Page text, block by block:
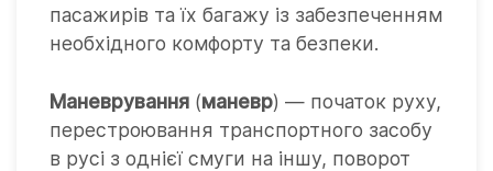
пасажирів та їх багажу із забезпеченням
необхідного комфорту та безпеки.
Маневрування (маневр) — початок руху,
перестроювання транспортного засобу
в русі з однієї смуги на іншу, поворот